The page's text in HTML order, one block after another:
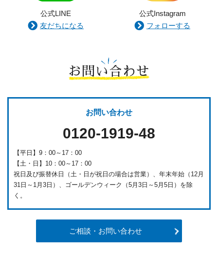
公式LINE
友だちになる
公式Instagram
フォローする
お問い合わせ
お問い合わせ
0120-1919-48
【平日】9：00～17：00
【土・日】10：00～17：00
祝日及び振替休日（土・日が祝日の場合は営業）、年末年始（12月
31日～1月3日）、ゴールデンウィーク（5月3日～5月5日）を除
く。
ご相談・お問い合わせ